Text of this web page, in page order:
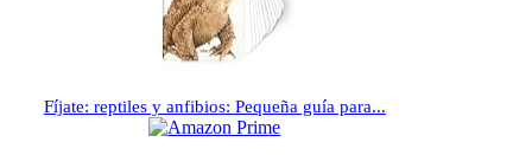
Fíjate: reptiles y anfibios: Pequeña guía para...